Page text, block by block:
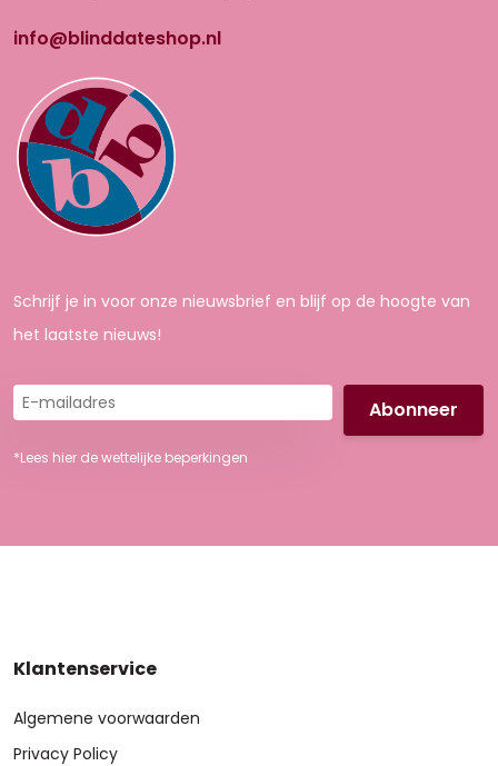
info@blinddateshop.nl
Schrijf je in voor onze nieuwsbrief en blijf op de hoogte van
het laatste nieuws!
E-
mailadres
*Lees hier de wettelijke beperkingen
Klantenservice
Algemene voorwaarden
Privacy Policy